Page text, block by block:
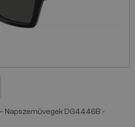
Napszemüvegek DG4446B -